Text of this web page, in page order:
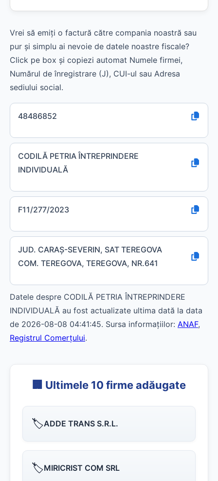
Vrei să emiți o factură către compania noastră sau
pur și simplu ai nevoie de datele noastre fiscale?
Click pe box și copiezi automat Numele firmei,
Numărul de înregistrare (J), CUI-ul sau Adresa
sediului social.
48486852
CODILĂ PETRIA ÎNTREPRINDERE
INDIVIDUALĂ
F11/277/2023
JUD. CARAŞ-SEVERIN, SAT TEREGOVA
COM. TEREGOVA, TEREGOVA, NR.641
Datele despre CODILĂ PETRIA ÎNTREPRINDERE
INDIVIDUALĂ au fost actualizate ultima dată la data
de 2026-08-08 04:41:45. Sursa informațiilor: ANAF,
Registrul Comerțului.
🏢 Ultimele 10 firme adăugate
🏷️ADDE TRANS S.R.L.
🏷️MIRICRIST COM SRL